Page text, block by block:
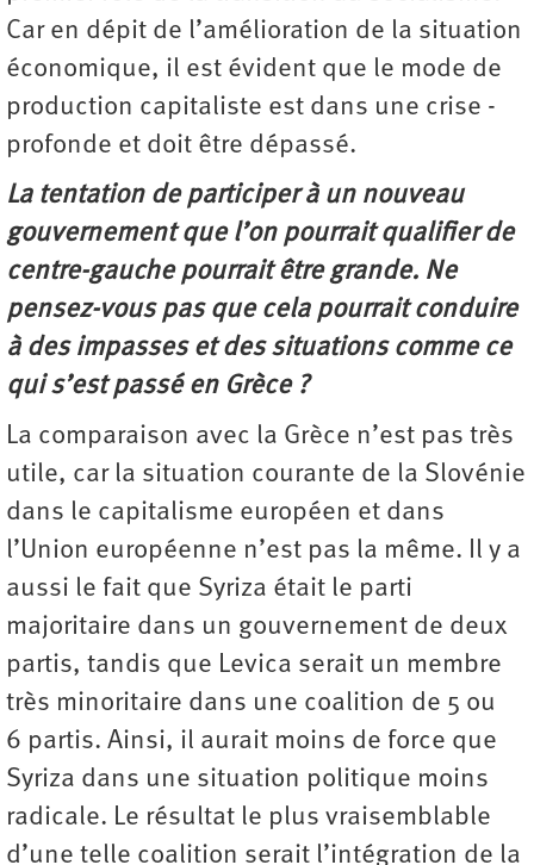
Car en dépit de l’amélioration de la situation
économique, il est évident que le mode de
production capitaliste est dans une crise -
profonde et doit être dépassé.
La tentation de participer à un nouveau
gouvernement que l’on pourrait qualifier de
centre-gauche pourrait être grande. Ne
pensez-vous pas que cela pourrait conduire
à des impasses et des situations comme ce
qui s’est passé en Grèce ?
La comparaison avec la Grèce n’est pas très
utile, car la situation courante de la Slovénie
dans le capitalisme européen et dans
l’Union européenne n’est pas la même. Il y a
aussi le fait que Syriza était le parti
majoritaire dans un gouvernement de deux
partis, tandis que Levica serait un membre
très minoritaire dans une coalition de 5 ou
6 partis. Ainsi, il aurait moins de force que
Syriza dans une situation politique moins
radicale. Le résultat le plus vraisemblable
d’une telle coalition serait l’intégration de la